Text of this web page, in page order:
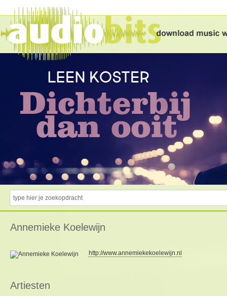
Annemieke Koelewijn
http://www.annemiekekoelewijn.nl
Artiesten